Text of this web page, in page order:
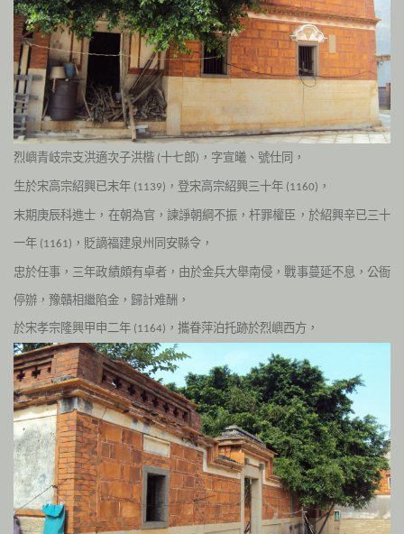
烈嶼青岐宗支洪適次子洪楷 (十七郎) ，字宣曦、號仕同，
生於宋高宗紹興已末年 (1139) ，登宋高宗紹興三十年 (1160) ，
末期庚辰科進士，在朝為官，諫諍朝綱不振，杆罪權臣，於紹興辛已三十
一年 (1161) ，貶謫福建泉州同安縣令，
忠於任事，三年政績頗有卓者，由於金兵大舉南侵，戰事蔓延不息，公衙
停辦，豫贛相繼陷金，歸計难酬，
於宋孝宗隆興甲申二年 (1164) ，攜眷萍泊托跡於烈嶼西方，